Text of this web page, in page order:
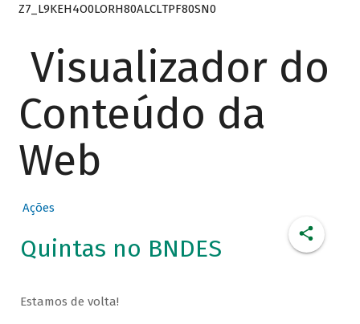
Z7_L9KEH4O0LORH80ALCLTPF80SN0
Visualizador do
Conteúdo da
Web
Ações
Quintas no BNDES
Estamos de volta!